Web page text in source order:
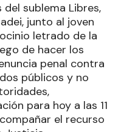
sublema Libres,
junto al joven
letrado de la
de hacer los
penal contra
públicos y no
para hoy a las 11
el recurso